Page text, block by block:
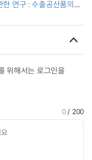
연구 : 수출공산품의
validity with the
위해서는 로그인을
0/ 200